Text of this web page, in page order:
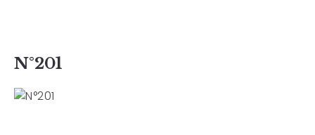
N°201